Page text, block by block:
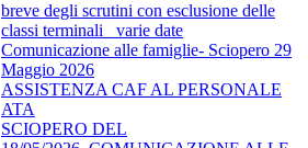
breve degli scrutini con esclusione delle
classi terminali_ varie date
Comunicazione alle famiglie- Sciopero 29
Maggio 2026
ASSISTENZA CAF AL PERSONALE
ATA
SCIOPERO DEL